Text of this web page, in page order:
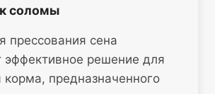
соломы
прессования сена
эффективное решение для
корма, предназначенного